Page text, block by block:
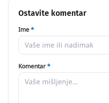
Ostavite komentar
Ime*
Komentar*